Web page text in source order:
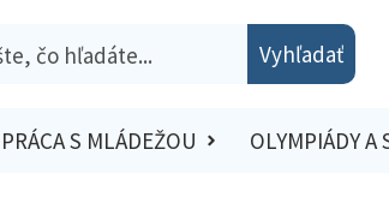
Vyhľadať
PRÁCA S MLÁDEŽOU OLYMPIÁDY A